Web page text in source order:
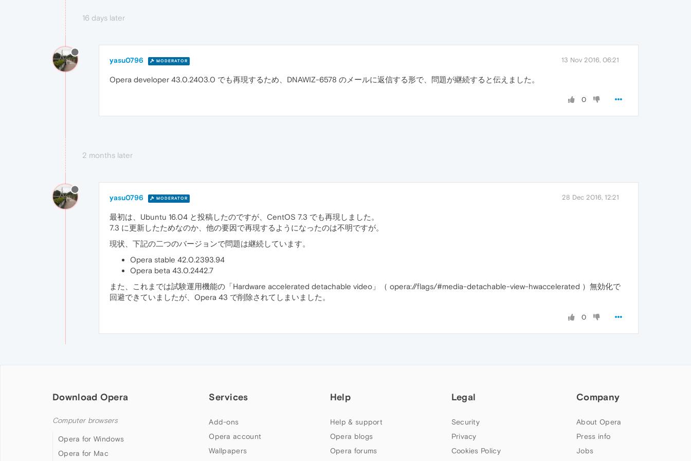
16 days later
yasu0796 MODERATOR 13 Nov 2016, 06:21
Opera developer 43.0.2403.0 でも再現するため、DNAWIZ-6578 のメールに返信する形で、問題が継続すると伝えました。
0
2 months later
yasu0796 MODERATOR 28 Dec 2016, 12:21
最初は、Ubuntu 16.04 と投稿したのですが、CentOS 7.3 でも再現しました。
7.3 に更新したためなのか、他の要因で再現するようになったのは不明ですが。
現状、下記の二つのバージョンで問題は継続しています。
Opera stable 42.0.2393.94
Opera beta 43.0.2442.7
また、これまでは試験運用機能の「Hardware accelerated detachable video」（ opera://flags/#media-detachable-view-hwaccelerated ）無効化で
回避できていましたが、Opera 43 で削除されてしまいました。
0
Download Opera
Computer browsers
Opera for Windows
Opera for Mac
Services
Add-ons
Opera account
Wallpapers
Help
Help & support
Opera blogs
Opera forums
Legal
Security
Privacy
Cookies Policy
Company
About Opera
Press info
Jobs